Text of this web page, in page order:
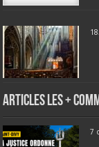
Articles les +
7